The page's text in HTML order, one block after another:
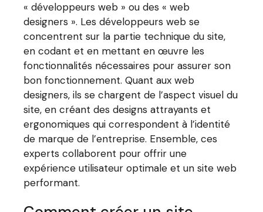
« développeurs web » ou des « web
designers ». Les développeurs web se
concentrent sur la partie technique du site,
en codant et en mettant en œuvre les
fonctionnalités nécessaires pour assurer son
bon fonctionnement. Quant aux web
designers, ils se chargent de l’aspect visuel du
site, en créant des designs attrayants et
ergonomiques qui correspondent à l’identité
de marque de l’entreprise. Ensemble, ces
experts collaborent pour offrir une
expérience utilisateur optimale et un site web
performant.